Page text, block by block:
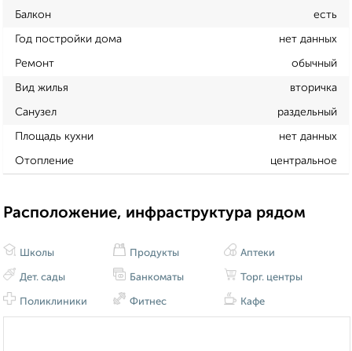
Балкон есть
Год постройки дома нет данных
Ремонт обычный
Вид жилья вторичка
Санузел раздельный
Площадь кухни нет данных
Отопление центральное
Расположение, инфраструктура рядом
Школы
Дет. сады
Поликлиники
Продукты
Банкоматы
Фитнес
Аптеки
Торг. центры
Кафе